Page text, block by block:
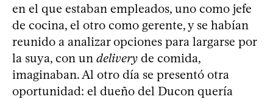
en el que estaban empleados, uno como jefe
de cocina, el otro como gerente, y se habían
reunido a analizar opciones para largarse por
la suya, con un delivery de comida,
imaginaban. Al otro día se presentó otra
oportunidad: el dueño del Ducon quería